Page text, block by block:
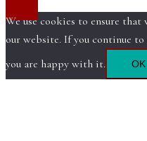
We use cookies to ensure that
our website. If you continue
you are happy with it.
OK